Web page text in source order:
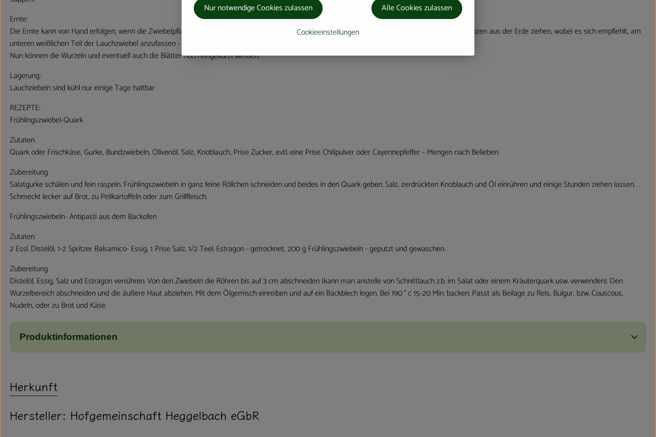
Ernte:
Die Ernte kann von Hand erfolgen, wenn die Zwiebelpflanzen das Laub gut ausgebildet haben und die Schäfte etwa fingerdick sind.Die einzelnen Pflanzen aus der Erde ziehen, wobei es sich empfiehlt, am
unteren weißlichen Teil der Lauchzwiebel anzufassen - das Laub besser vorsichtig behandeln, weil es druckempfindlich ist!
Nun können die Wurzeln und eventuell auch die Blätter noch eingekürzt werden.
Lagerung:
Lauchziebeln sind kühl nur einige Tage haltbar
REZEPTE:
Frühlingszwiebel-Quark
Zutaten
Quark oder Frischkäse, Gurke, Bundzwiebeln, Olivenöl, Salz, Knoblauch, Prise Zucker, evtl. eine Prise Chilipulver oder Cayennepfeffer – Mengen nach Belieben
Zubereitung
Salatgurke schälen und fein raspeln. Frühlingszwiebeln in ganz feine Röllchen schneiden und beides in den Quark geben. Salz, zerdrückten Knoblauch und Öl einrühren und einige Stunden ziehen lassen.
Schmeckt lecker auf Brot, zu Pellkartoffeln oder zum Grillfleisch.
Frühlingszwiebeln- Antipasti aus dem Backofen
Zutaten
2 Essl. Distelöl, 1-2 Spritzer Balsamico- Essig, 1 Prise Salz, 1/2 Teel. Estragon - getrocknet, 200 g Frühlingszwiebeln - geputzt und gewaschen.
Zubereitung
Distelöl, Essig, Salz und Estragon verrühren. Von den Zwiebeln die Röhren bis auf 3 cm abschneiden (kann man anstelle von Schnittlauch z.b. im Salat oder einem Kräuterquark usw. verwenden). Den
Wurzelbereich abschneiden und die äußere Haut abziehen. Mit dem Ölgemisch einreiben und auf ein Backblech legen. Bei 190 ° c 15-20 Min. backen. Passt als Beilage zu Reis, Bulgur, bzw. Couscous,
Nudeln, oder zu Brot und Käse.
Produktinformationen
Herkunft
Hersteller: Hofgemeinschaft Heggelbach eGbR
Cookieeinstellungen
Nur notwendige Cookies zulassen Alle Cookies zulassen